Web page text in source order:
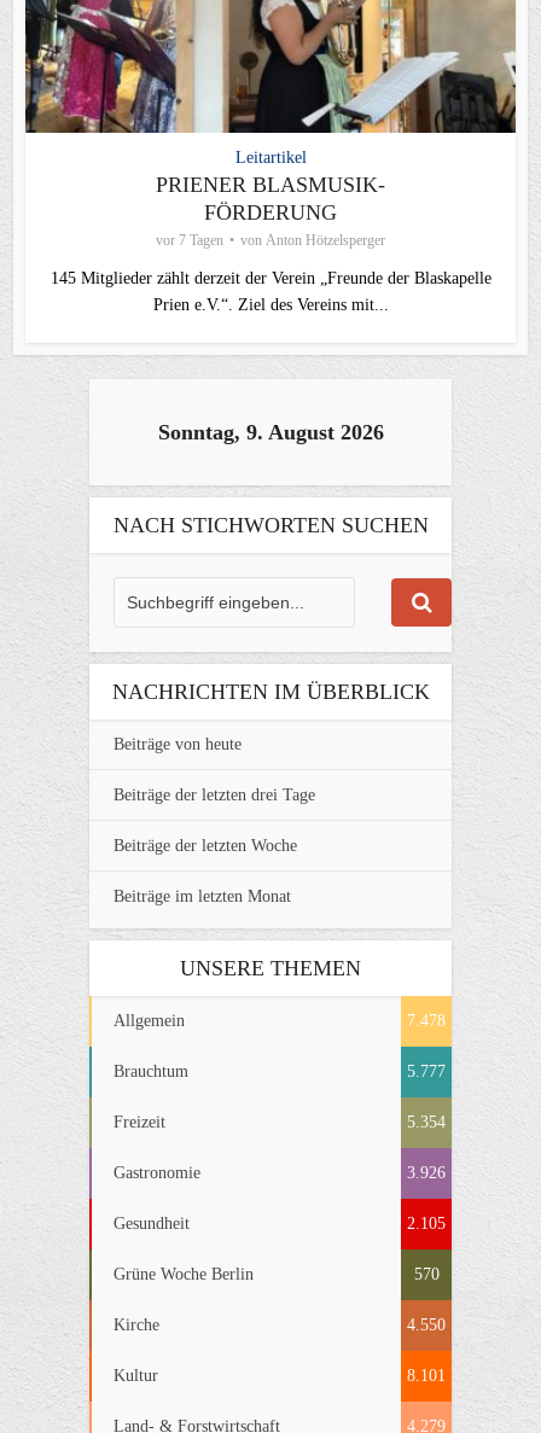
Leitartikel
PRIENER BLASMUSIK-
FÖRDERUNG
vor 7 Tagen von Anton Hötzelsperger
145 Mitglieder zählt derzeit der Verein „Freunde der Blaskapelle
Prien e.V.“. Ziel des Vereins mit...
Sonntag, 9. August 2026
NACH STICHWORTEN SUCHEN
NACHRICHTEN IM ÜBERBLICK
Beiträge von heute
Beiträge der letzten drei Tage
Beiträge der letzten Woche
Beiträge im letzten Monat
UNSERE THEMEN
Allgemein 7.478
Brauchtum 5.777
Freizeit 5.354
Gastronomie 3.926
Gesundheit 2.105
Grüne Woche Berlin 570
Kirche 4.550
Kultur 8.101
Land- & Forstwirtschaft 4.279